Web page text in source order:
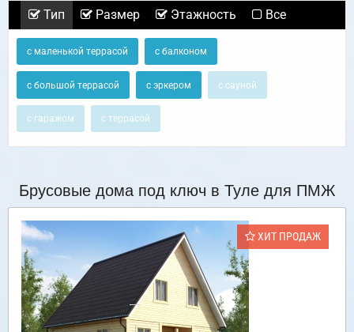
Тип Размер Этажность Все
с маленькой террасой с балконом
с большой террасой с эркером с сауной
с гаражом с террасой
Брусовые дома под ключ в Туле для ПМЖ
ХИТ ПРОДАЖ